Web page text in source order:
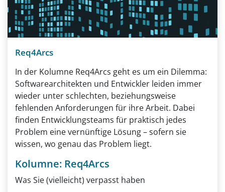
Req4Arcs
In der Kolumne Req4Arcs geht es um ein Dilemma:
Softwarearchitekten und Entwickler leiden immer
wieder unter schlechten, beziehungsweise
fehlenden Anforderungen für ihre Arbeit. Dabei
finden Entwicklungsteams für praktisch jedes
Problem eine vernünftige Lösung – sofern sie
wissen, wo genau das Problem liegt.
Kolumne: Req4Arcs
Was Sie (vielleicht) verpasst haben